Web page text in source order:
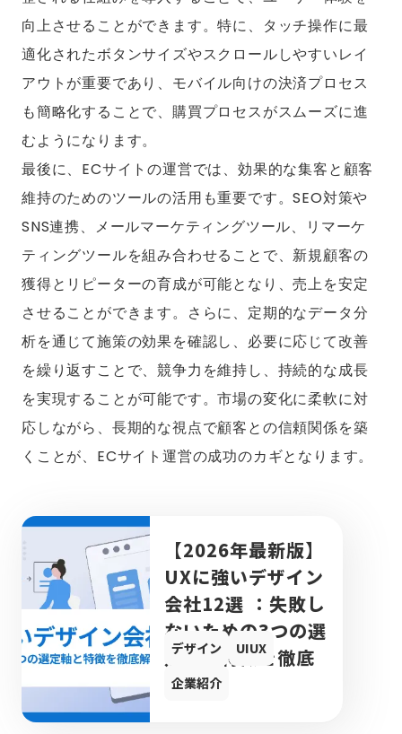
向上させることができます。特に、タッチ操作に最
適化されたボタンサイズやスクロールしやすいレイ
アウトが重要であり、モバイル向けの決済プロセス
も簡略化することで、購買プロセスがスムーズに進
むようになります。
最後に、ECサイトの運営では、効果的な集客と顧客
維持のためのツールの活用も重要です。SEO対策や
SNS連携、メールマーケティングツール、リマーケ
ティングツールを組み合わせることで、新規顧客の
獲得とリピーターの育成が可能となり、売上を安定
させることができます。さらに、定期的なデータ分
析を通じて施策の効果を確認し、必要に応じて改善
を繰り返すことで、競争力を維持し、持続的な成長
を実現することが可能です。市場の変化に柔軟に対
応しながら、長期的な視点で顧客との信頼関係を築
くことが、ECサイト運営の成功のカギとなります。
【2026年最新版】
UXに強いデザイン
会社12選 ：失敗し
ないための3つの選
定軸と特徴を徹底
解説
デザイン
UIUX
企業紹介